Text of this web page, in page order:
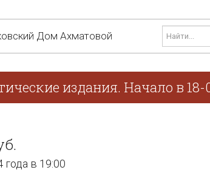
Дом Ахматовой
издания. Начало в 18-
года в 19:00